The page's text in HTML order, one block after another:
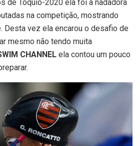
de Tóquio-2020 ela foi a nadadora
na competição, mostrando
Desta vez ela encarou o desafio de
mesmo não tendo muita
CHANNEL ela contou um pouco